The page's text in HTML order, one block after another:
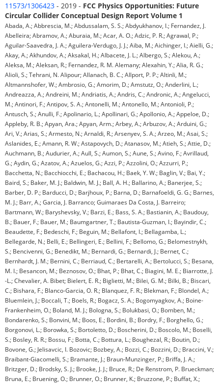
11573/1306423 - 2019 - FCC Physics Opportunities: Future
Circular Collider Conceptual Design Report Volume 1
Abada, A.; Abbrescia, M.; Abdussalam, S. S.; Abdyukhanov, I.; Fernandez, J.
Abelleira; Abramov, A.; Aburaia, M.; Acar, A. O.; Adzic, P. R.; Agrawal, P.;
Aguilar-Saavedra, J. A.; Aguilera-Verdugo, J. J.; Aiba, M.; Aichinger, I.; Aielli, G.;
Akay, A.; Akhundov, A.; Aksakal, H.; Albacete, J. L.; Albergo, S.; Alekou, A.;
Aleksa, M.; Aleksan, R.; Fernandez, R. M. Alemany; Alexahin, Y.; Alia, R. G.;
Alioli, S.; Tehrani, N. Alipour; Allanach, B. C.; Allport, P. P.; Altinli, M.;
Altmannshofer, W.; Ambrosio, G.; Amorim, D.; Amstutz, O.; Anderlini, L.;
Andreazza, A.; Andreini, M.; Andriatis, A.; Andris, C.; Andronic, A.; Angelucci,
M.; Antinori, F.; Antipov, S. A.; Antonelli, M.; Antonello, M.; Antonioli, P.;
Antusch, S.; Anulli, F.; Apolinario, L.; Apollinari, G.; Apollonio, A.; Appeloe, D.;
Appleby, R. B.; Apyan, Ara.; Apyan, Arm.; Arbey, A.; Arbuzov, A.; Arduini, G.;
Ari, V.; Arias, S.; Armesto, N.; Arnaldi, R.; Arsenyev, S. A.; Arzeo, M.; Asai, S.;
Aslanides, E.; Amann, R. W.; Astapovych, D.; Atanasov, M.; Atieh, S.; Attie, D.;
Auchmann, B.; Audurier, A.; Aull, S.; Aumon, S.; Aune, S.; Avino, F.; Avrillaud,
G.; Aydin, G.; Azatov, A.; Azuelos, G.; Azzi, P.; Azzolini, O.; Azzurri, P.;
Bacchetta, N.; Bacchiocchi, E.; Bachacou, H.; Baek, Y. W.; Baglin, V.; Bai, Y.;
Baird, S.; Baker, M. J.; Baldwin, M. J.; Ball, A. H.; Ballarino, A.; Banerjee, S.;
Barber, D. P.; Barducci, D.; Barjhoux, P.; Barna, D.; Barnafoeldi, G. G.; Barnes,
M. J.; Barr, A.; Garcia, J. Barranco; Guimaraes Da Costa, J. Barreiro;
Bartmann, W.; Baryshevsky, V.; Barzi, E.; Bass, S. A.; Bastianin, A.; Baudouy,
B.; Bauer, F.; Bauer, M.; Baumgartner, T.; Bautista-Guzman, I.; Bayindir, C.;
Beaudette, F.; Bedeschi, F.; Beguin, M.; Bellafont, I.; Bellagamba, L.;
Bellegarde, N.; Belli, E.; Bellingeri, E.; Bellini, F.; Bellomo, G.; Belomestnykh,
S.; Bencivenni, G.; Benedikt, M.; Bernardi, G.; Bernardi, J.; Bernet, C.;
Bernhardt, J. M.; Bernini, C.; Berriaud, C.; Bertarelli, A.; Bertolucci, S.; Besana,
M. I.; Besancon, M.; Beznosov, O.; Bhat, P.; Bhat, C.; Biagini, M. E.; Biarrotte, J.
-L.; Chevalier, A. Bibet; Bielert, E. R.; Biglietti, M.; Bilei, G. M.; Bilki, B.; Biscari,
C.; Bishara, F.; Blanco-Garcia, O. R.; Blanquez, F. R.; Blekman, F.; Blondel, A.;
Bluemlein, J.; Boccali, T.; Boels, R.; Bogacz, S. A.; Bogomyagkov, A.; Boine-
Frankenheim, O.; Boland, M. J.; Bologna, S.; Bolukbasi, O.; Bomben, M.;
Bondarenko, S.; Bonvini, M.; Boos, E.; Bordini, B.; Bordry, F.; Borghello, G.;
Borgonovi, L.; Borowka, S.; Bortoletto, D.; Boscherini, D.; Boscolo, M.; Boselli,
S.; Bosley, R. R.; Bossu, F.; Botta, C.; Bottura, L.; Boughezal, R.; Boutin, D.;
Bovone, G.; Jelisavcic, I. Bozovic; Bozbey, A.; Bozzi, C.; Bozzini, D.; Braccini, V.;
Braibant-Giacomelli, S.; Bramante, J.; Braun-Munzinger, P.; Briffa, J. A.;
Britzger, D.; Brodsky, S. J.; Brooke, J. J.; Bruce, R.; De Renstrom, P. Brueckman;
Bruna, E.; Bruening, O.; Brunner, O.; Brunner, K.; Bruzzone, P.; Buffat, X.;